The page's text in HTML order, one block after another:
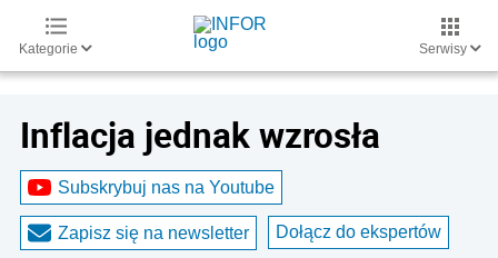
Kategorie Serwisy
Inflacja jednak wzrosła
Subskrybuj nas na Youtube
Zapisz się na newsletter Dołącz do ekspertów